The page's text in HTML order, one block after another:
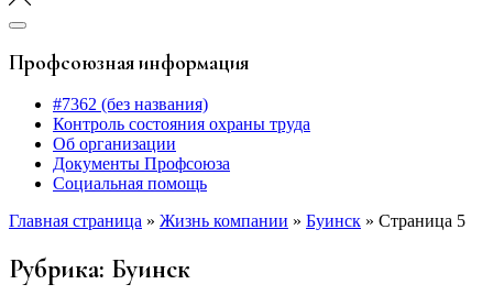
Профсоюзная информация
#7362 (без названия)
Контроль состояния охраны труда
Об организации
Документы Профсоюза
Социальная помощь
Главная страница » Жизнь компании » Буинск » Страница 5
Рубрика: Буинск